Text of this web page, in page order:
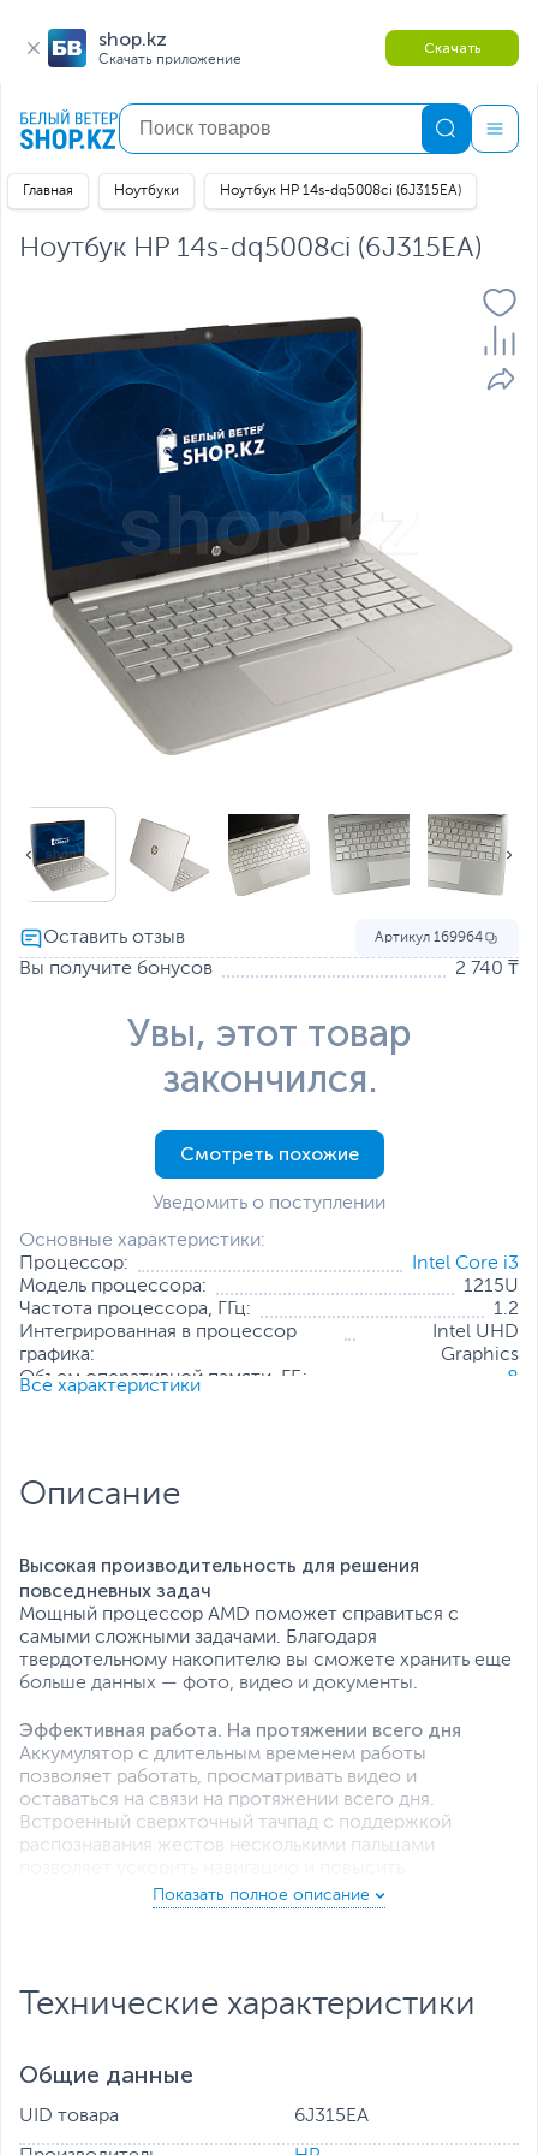
shop.kz
Скачать приложение
Скачать
Главная Ноутбуки Ноутбук HP 14s-dq5008ci (6J315EA)
Ноутбук HP 14s-dq5008ci (6J315EA)
Основные характеристики:
Процессор:
Intel Core i3
Модель процессора:
1215U
Частота процессора, ГГц:
1.2
Интегрированная в процессор
графика:
Intel UHD
Graphics
Объем оперативной памяти, ГБ:
8
Разрешение экрана:
Все характеристики
Все характеристики
Артикул 169964
Вы получите бонусов 2 740 ₸
Увы, этот товар
закончился.
Смотреть похожие
Уведомить о поступлении
Описание
Высокая производительность для решения
повседневных задач
Мощный процессор AMD поможет справиться с
самыми сложными задачами. Благодаря
твердотельному накопителю вы сможете хранить еще
больше данных — фото, видео и документы.
Эффективная работа. На протяжении всего дня
Аккумулятор с длительным временем работы
позволяет работать, просматривать видео и
оставаться на связи на протяжении всего дня.
Встроенный сверхточный тачпад с поддержкой
распознавания жестов несколькими пальцами
производительность.
приближен к живому общению.
Технические характеристики
Общие данные
UID товара 6J315EA